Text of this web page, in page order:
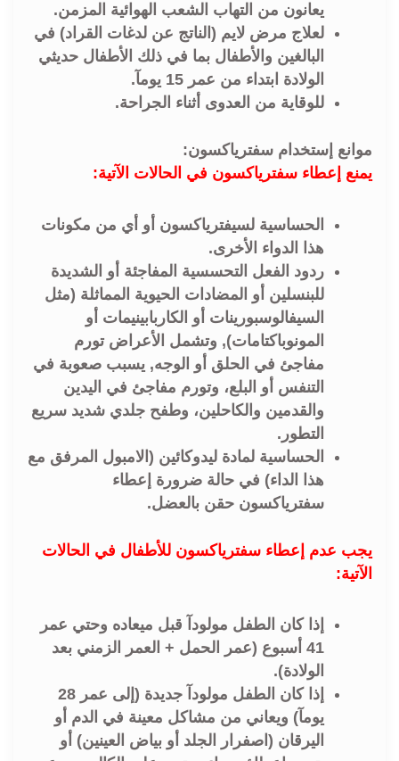
يعانون من التهاب الشعب الهوائية المزمن.
لعلاج مرض لايم (الناتج عن لدغات القراد) في
البالغين والأطفال بما في ذلك الأطفال حديثي
الولادة ابتداء من عمر 15 يومآ.
للوقاية من العدوى أثناء الجراحة.
موانع إستخدام سفترياكسون:
يمنع إعطاء سفترياكسون في الحالات الآتية:
الحساسية لسيفترياكسون أو أي من مكونات
هذا الدواء الأخرى.
ردود الفعل التحسسية المفاجئة أو الشديدة
للبنسلين أو المضادات الحيوية المماثلة (مثل
السيفالوسبورينات أو الكاربابينيمات أو
المونوباكتامات), وتشمل الأعراض تورم
مفاجئ في الحلق أو الوجه, يسبب صعوبة في
التنفس أو البلع، وتورم مفاجئ في اليدين
والقدمين والكاحلين، وطفح جلدي شديد سريع
التطور.
الحساسية لمادة ليدوكائين (الامبول المرفق مع
هذا الداء) في حالة ضرورة إعطاء
سفترياكسون حقن بالعضل.
يجب عدم إعطاء سفترياكسون للأطفال في الحالات
الآتية:
إذا كان الطفل مولودآ قبل ميعاده وحتي عمر
41 أسبوع (عمر الحمل + العمر الزمني بعد
الولادة).
إذا كان الطفل مولودآ جديدة (إلى عمر 28
يومآ) ويعاني من مشاكل معينة في الدم أو
اليرقان (اصفرار الجلد أو بياض العينين) أو